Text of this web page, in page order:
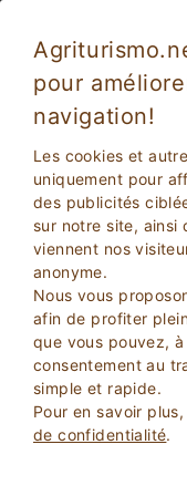
pour
navigation!
Les cookies et
uniquement pour
des publicités
sur notre site, ainsi
viennent nos
anonyme.
Nous vous
afin de profiter
que vous pouvez,
consentement au
simple et rapide.
Pour en savoir
de confidentialité.
Matera
Matera, Matera(Carte)
1 Avis